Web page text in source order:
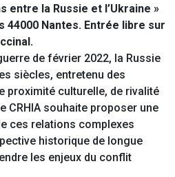
entre la Russie et l’Ukraine »
44000 Nantes. Entrée libre sur
de février 2022, la Russie
siècles, entretenu des
proximité culturelle, de rivalité
CRHIA souhaite proposer une
ces relations complexes
historique de longue
les enjeux du conflit